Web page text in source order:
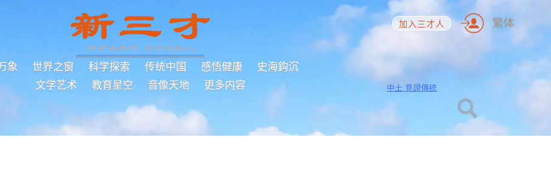
象 世界之窗 科学探索 传统中国 感悟健康
史海鈎沉
文学艺术
教育星空 音像天地 更多内容
加入三才人 繁体
中土 見證傳統